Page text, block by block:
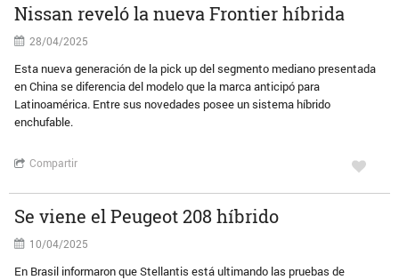
Nissan reveló la nueva Frontier híbrida
28/04/2025
Esta nueva generación de la pick up del segmento mediano presentada
en China se diferencia del modelo que la marca anticipó para
Latinoamérica. Entre sus novedades posee un sistema híbrido
enchufable.
Compartir
Se viene el Peugeot 208 híbrido
10/04/2025
En Brasil informaron que Stellantis está ultimando las pruebas de